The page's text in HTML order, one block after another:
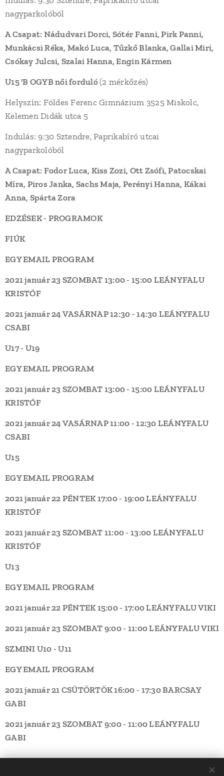
nagyparkolóból
A Csapat: Nádudvari Dorci, Sótér Fanni, Pirk Panni,
Munkácsi Réka, Makó Luca, Tűzkő Blanka, Gallai Miri,
Csókay Julcsi, Szalai Hanna, Engin Kármen
U15 'B OGYB női forduló(2 mérkőzés)
Helyszín: Földes Ferenc Gimnázium 3525 Miskolc,
Kelemen Didák utca 5
Indulás: 9:30 Sztendre, Paprikabíró utcai
nagyparkolóból
A Csapat: Fodor Luca, Kiss Zozi, Ott Zsófi, Patocskai
Míra, Piros Janka, Sachs Maja, Perényi Hanna, Kákai
Anna, Spárta Zora
EDZÉSEK - PROGRAMOK
FIÚK
EGY EMAIL PROGRAM
2021 január 23 SZOMBAT 13:00 - 15:00 LEÁNYFALU
KRISTÓF
2021 január 24 VASÁRNAP12:30 - 14:30 LEÁNYFALU
CSABI
U17 - U19
EGY EMAIL PROGRAM
2021 január 23 SZOMBAT 13:00 - 15:00 LEÁNYFALU
KRISTÓF
2021 január 24 VASÁRNAP11:00 - 12:30 LEÁNYFALU
CSABI
U15
EGY EMAIL PROGRAM
2021 január 22 PÉNTEK 17:00 - 19:00LEÁNYFALU
KRISTÓF
2021 január 23 SZOMBAT 11:00 - 13:00 LEÁNYFALU
KRISTÓF
U13
EGY EMAIL PROGRAM
2021 január 22 PÉNTEK 15:00 - 17:00LEÁNYFALUVIKI
2021 január 23 SZOMBAT 9:00 - 11:00LEÁNYFALUVIKI
SZMINI U10 - U11
EGY EMAIL PROGRAM
2021 január 21 CSÜTÖRTÖK16:00 - 17:30BARCSAY
GABI
2021 január 23 SZOMBAT 9:00 - 11:00LEÁNYFALU
GABI